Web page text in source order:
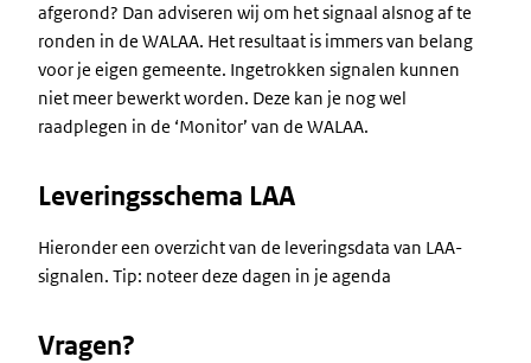
afgerond? Dan adviseren wij om het signaal alsnog af te
ronden in de WALAA. Het resultaat is immers van belang
voor je eigen gemeente. Ingetrokken signalen kunnen
niet meer bewerkt worden. Deze kan je nog wel
raadplegen in de ‘Monitor’ van de WALAA.
Leveringsschema LAA
Hieronder een overzicht van de leveringsdata van LAA-
signalen. Tip: noteer deze dagen in je agenda
Vragen?